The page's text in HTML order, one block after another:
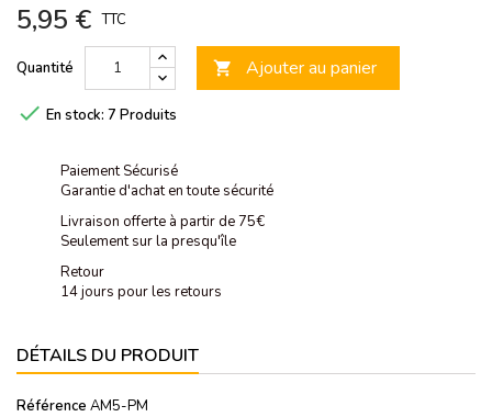
5,95 € TTC
Quantité  Ajouter au panier
 En stock: 7 Produits
Paiement Sécurisé
Garantie d'achat en toute sécurité
Livraison offerte à partir de 75€
Seulement sur la presqu'île
Retour
14 jours pour les retours
DÉTAILS DU PRODUIT
Référence AM5-PM